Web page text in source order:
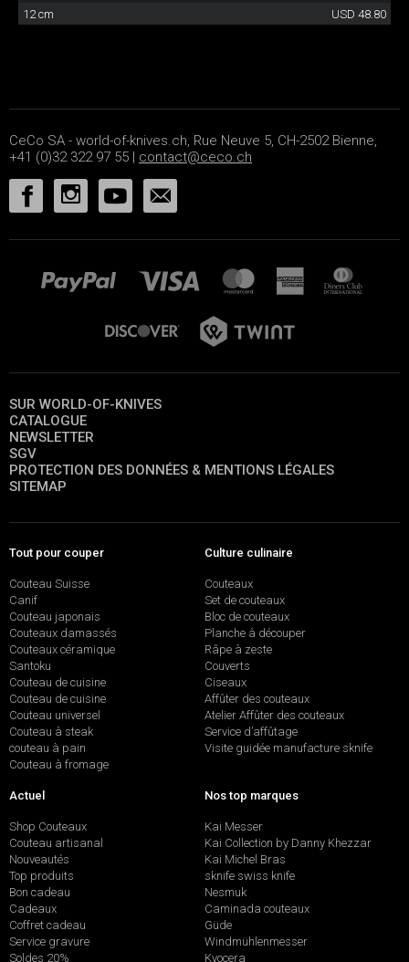
12 cm USD 48.80
CeCo SA - world-of-knives.ch, Rue Neuve 5, CH-2502 Bienne,
+41 (0)32 322 97 55 | contact@ceco.ch
SUR WORLD-OF-KNIVES
CATALOGUE
NEWSLETTER
SGV
PROTECTION DES DONNÉES & MENTIONS LÉGALES
SITEMAP
Tout pour couper
Couteau Suisse
Canif
Couteau japonais
Couteaux damassés
Couteaux céramique
Santoku
Couteau de cuisine
Couteau de cuisine
Couteau universel
Couteau à steak
couteau à pain
Couteau à fromage
Culture culinaire
Couteaux
Set de couteaux
Bloc de couteaux
Planche à découper
Râpe à zeste
Couverts
Ciseaux
Affûter des couteaux
Atelier Affûter des couteaux
Service d’affûtage
Visite guidée manufacture sknife
Actuel
Shop Couteaux
Couteau artisanal
Nouveautés
Top produits
Bon cadeau
Cadeaux
Coffret cadeau
Service gravure
Soldes 20%
Nos top marques
Kai Messer
Kai Collection by Danny Khezzar
Kai Michel Bras
sknife swiss knife
Nesmuk
Caminada couteaux
Güde
Windmühlenmesser
Kyocera